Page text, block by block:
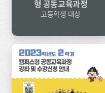
형 공동교육과정
고등학생 대상